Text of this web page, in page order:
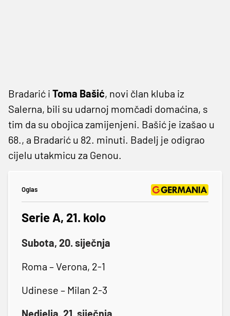
Bradarić i Toma Bašić, novi član kluba iz
Salerna, bili su udarnoj momčadi domaćina, s
tim da su obojica zamijenjeni. Bašić je izašao u
68., a Bradarić u 82. minuti. Badelj je odigrao
cijelu utakmicu za Genou.
Oglas
Serie A, 21. kolo
Subota, 20. siječnja
Roma – Verona, 2-1
Udinese – Milan 2-3
Nedjelja, 21. siječnja